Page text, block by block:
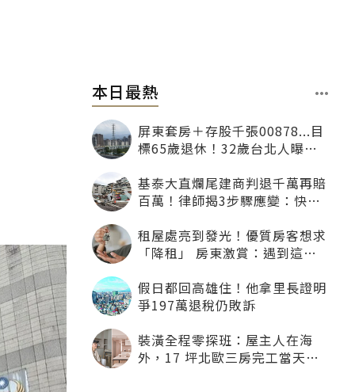
本日最熱
屏東套房＋存股千張00878...目
標65歲退休！32歲台北人曝：
基泰大直爛尾建商判退千萬再賠
百萬！律師揭3步驟應變：快通
租屋處亮到發光！優質房客想求
「降租」 房東激賞：遇到這種
假日都回高雄住！他拿里長證明
爭197萬退稅仍敗訴
裝潢全程零探班：屋主人在海
外，17 坪北歐三房完工當天才